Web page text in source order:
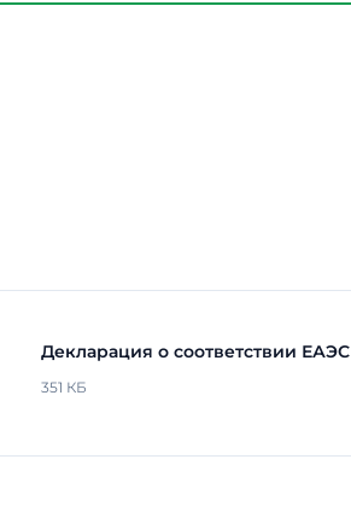
Декларация о соответствии ЕАЭС
351 КБ